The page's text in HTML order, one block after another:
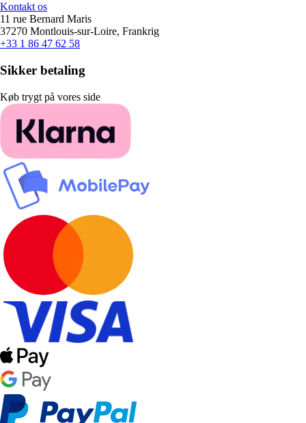
Kontakt os
11 rue Bernard Maris
37270 Montlouis-sur-Loire, Frankrig
+33 1 86 47 62 58
Sikker betaling
Køb trygt på vores side